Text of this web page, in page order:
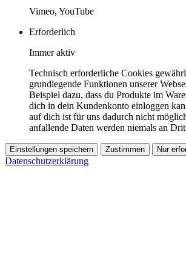
Vimeo, YouTube
Erforderlich
Immer aktiv
Technisch erforderliche Cookies
grundlegende Funktionen unserer
Beispiel dazu, dass du Produkte im
dich in dein Kundenkonto einloggen
auf dich ist für uns dadurch nicht
anfallende Daten werden niemals an
Einstellungen speichern Zustimmen Nur
Datenschutzerklärung